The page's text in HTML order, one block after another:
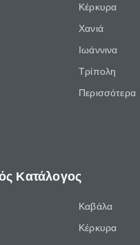
Κέρκυρα
Χανιά
Ιωάννινα
Τρίπολη
Περισσότερα
Κατάλογος
Καβάλα
Κέρκυρα